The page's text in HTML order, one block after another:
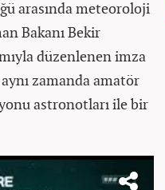
arasında meteoroloji
Bakanı Bekir
düzenlenen imza
zamanda amatör
astronotları ile bir